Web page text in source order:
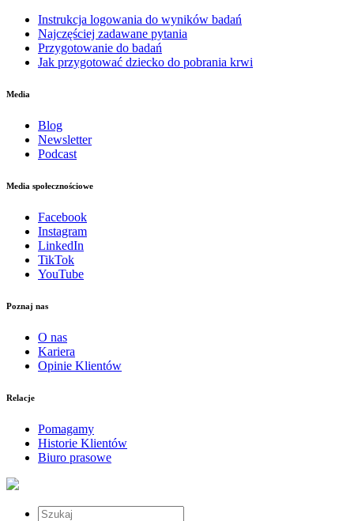
Instrukcja logowania do wyników badań
Najczęściej zadawane pytania
Przygotowanie do badań
Jak przygotować dziecko do pobrania krwi
Media
Blog
Newsletter
Podcast
Media społecznościowe
Facebook
Instagram
LinkedIn
TikTok
YouTube
Poznaj nas
O nas
Kariera
Opinie Klientów
Relacje
Pomagamy
Historie Klientów
Biuro prasowe